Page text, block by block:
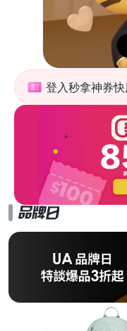
登入秒拿神券